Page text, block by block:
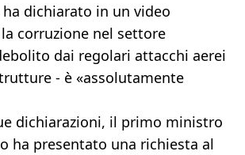
dichiarato in un video
corruzione nel settore
dai regolari attacchi aerei
- è «assolutamente
dichiarazioni, il primo ministro
ha presentato una richiesta al